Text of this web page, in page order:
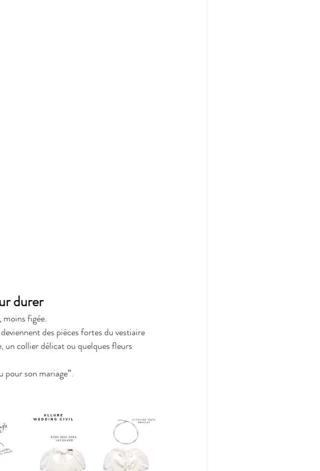
durer
moins figée.
des pièces fortes du vestiaire
un collier délicat ou quelques fleurs
pour son mariage”.